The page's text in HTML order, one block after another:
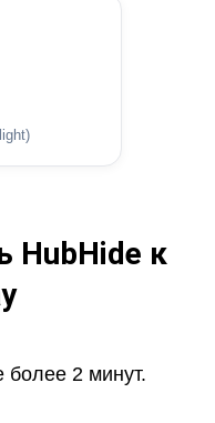
HubHide к
более 2 минут.